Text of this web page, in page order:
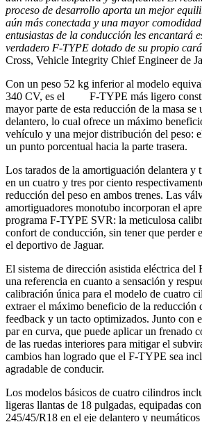
proceso de desarrollo aporta un mejor
aún más conectada y una mayor
entusiastas de la conducción les encantará
verdadero F-TYPE dotado de su propio
Cross, Vehicle Integrity Chief Engineer de
Con un peso 52 kg inferior al modelo
340 CV, es el F-TYPE más ligero
mayor parte de esta reducción de la masa se
delantero, lo cual ofrece un máximo
vehículo y una mejor distribución del peso:
un punto porcentual hacia la parte trasera.
Los tarados de la amortiguación delantera y
en un cuatro y tres por ciento
reducción del peso en ambos trenes. Las
amortiguadores monotubo incorporan el
programa F-TYPE SVR: la meticulosa
confort de conducción, sin tener que perder
el deportivo de Jaguar.
El sistema de dirección asistida eléctrica
una referencia en cuanto a sensación y
calibración única para el modelo de cuatro
extraer el máximo beneficio de la reducción
feedback y un tacto optimizados. Junto con
par en curva, que puede aplicar un frenado
de las ruedas interiores para mitigar el
cambios han logrado que el F-TYPE sea
agradable de conducir.
Los modelos básicos de cuatro cilindros
ligeras llantas de 18 pulgadas, equipadas
245/45/R18 en el eje delantero y